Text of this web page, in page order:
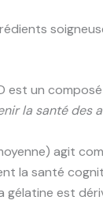
est un
la santé des
agit
la santé
gélatine est